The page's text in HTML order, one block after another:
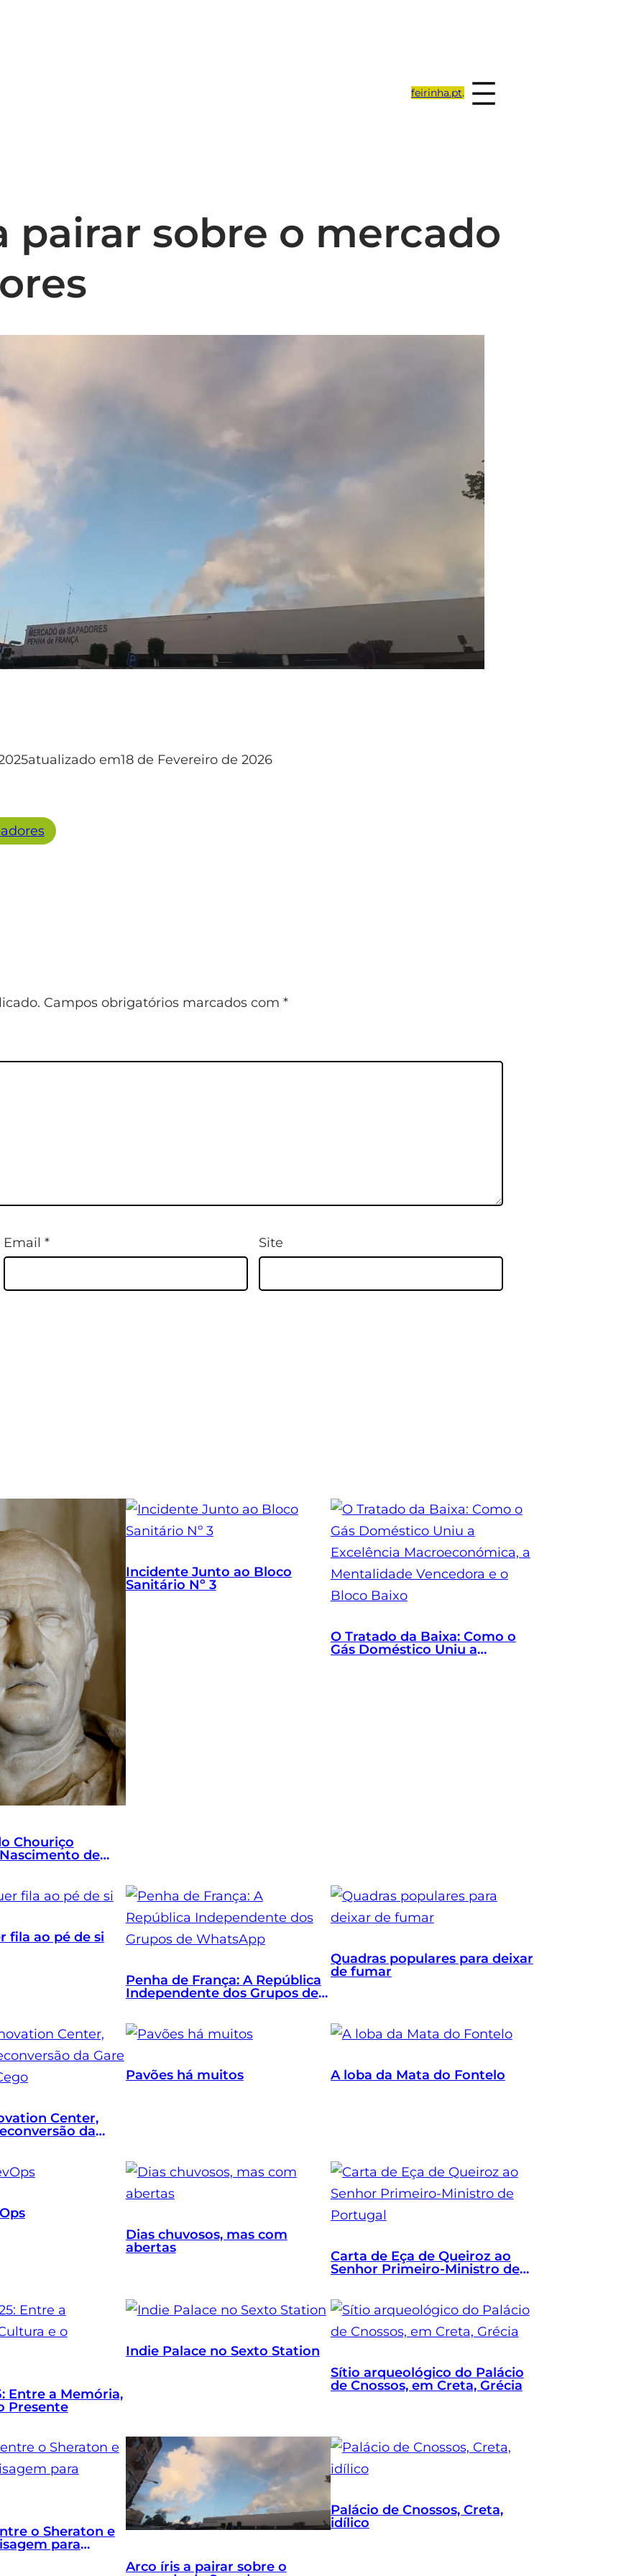
feirinha.pt.
pairar sobre o mercado
atualizado em18 de Fevereiro de 2026
Campos obrigatórios marcados com *
Email * Site
Chouriço
de
Incidente Junto ao Bloco
Sanitário Nº 3
O Tratado da Baixa: Como o
Gás Doméstico Uniu a
fila ao pé de si
Penha de França: A República
Independente dos Grupos de
Quadras populares para deixar
de fumar
Center,
da
Pavões há muitos A loba da Mata do Fontelo
Dias chuvosos, mas com
abertas
Carta de Eça de Queiroz ao
Senhor Primeiro-Ministro de
Entre a Memória,
Presente
Indie Palace no Sexto Station
Sítio arqueológico do Palácio
de Cnossos, em Creta, Grécia
o Sheraton e
para
Arco íris a pairar sobre o
Palácio de Cnossos, Creta,
idílico